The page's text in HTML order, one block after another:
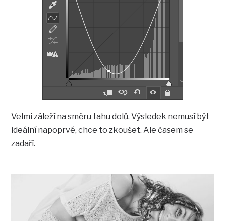
Velmi záleží na směru tahu dolů. Výsledek nemusí být
ideální napoprvé, chce to zkoušet. Ale časem se
zadaří.